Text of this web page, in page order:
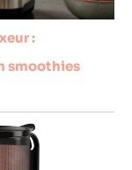
:
smoothies